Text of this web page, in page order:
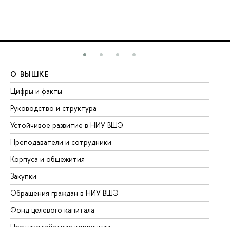
О ВЫШКЕ
Цифры и факты
Руководство и структура
Устойчивое развитие в НИУ ВШЭ
Преподаватели и сотрудники
Корпуса и общежития
Закупки
Обращения граждан в НИУ ВШЭ
Фонд целевого капитала